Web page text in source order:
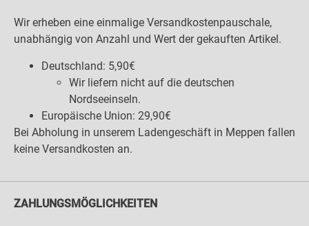
Wir erheben eine einmalige Versandkostenpauschale,
unabhängig von Anzahl und Wert der gekauften Artikel.
Deutschland: 5,90€
Wir liefern nicht auf die deutschen
Nordseeinseln.
Europäische Union: 29,90€
Bei Abholung in unserem Ladengeschäft in Meppen fallen
keine Versandkosten an.
ZAHLUNGSMÖGLICHKEITEN